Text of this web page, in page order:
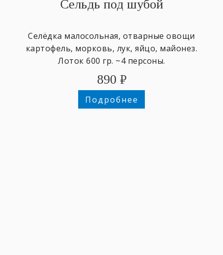
Сельдь под шубой
Селёдка малосольная, отварные овощи
картофель, морковь, лук, яйцо, майонез.
Лоток 600 гр. ~4 персоны.
890 ₽
Подробнее